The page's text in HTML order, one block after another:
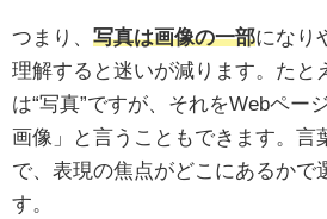
つまり、 写真は画像の一部になり
理解すると迷いが減ります。たと
は“写真”ですが、それをWebペー
画像」と言うこともできます。言
で、表現の焦点がどこにあるかで
す。